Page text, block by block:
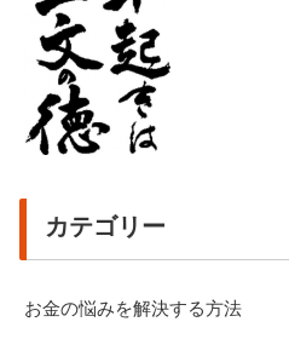
カテゴリー
お金の悩みを解決する方法